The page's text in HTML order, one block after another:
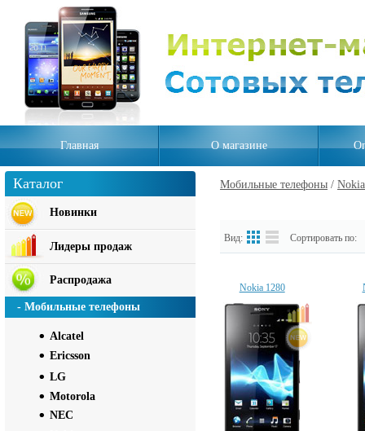
Главная О магазине
Мобильные телефоны / Nokia
Вид: Сортировать по:
Nokia 1280
Каталог
Новинки
Лидеры продаж
Распродажа
- Мобильные телефоны
Alcatel
Ericsson
LG
Motorola
NEC